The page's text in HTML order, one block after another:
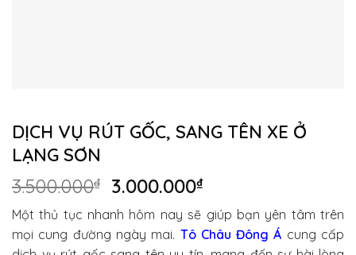
DỊCH VỤ RÚT GỐC, SANG TÊN XE Ở
LẠNG SƠN
3.500.000₫
Giá
gốc
là:
3.500.000₫.
3.000.000₫Giá
hiện
tại
là:
Một thủ tục nhanh hôm nay sẽ giúp bạn yên tâm trên
mọi cung đường ngày mai. Tô Châu Đông Á cung cấp